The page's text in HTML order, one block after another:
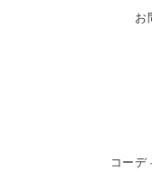
お
コーデ